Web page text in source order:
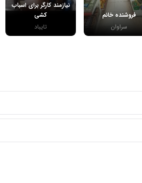
فروشنده خانم
سراوان
نیازمند کارگر برای اسباب
کشی
تایباد